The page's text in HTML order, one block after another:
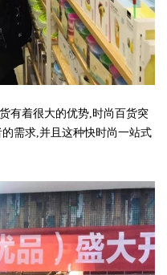
着很大的优势,时尚百货突
需求,并且这种快时尚一站式